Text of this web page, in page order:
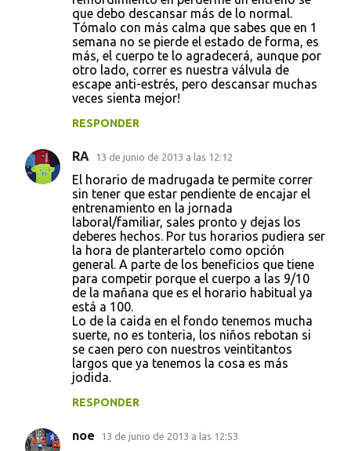
que debo descansar más de lo normal.
Tómalo con más calma que sabes que en 1
semana no se pierde el estado de forma, es
más, el cuerpo te lo agradecerá, aunque por
otro lado, correr es nuestra válvula de
escape anti-estrés, pero descansar muchas
veces sienta mejor!
RESPONDER
RA 13 de junio de 2013 a las 12:12
El horario de madrugada te permite correr
sin tener que estar pendiente de encajar el
entrenamiento en la jornada
laboral/familiar, sales pronto y dejas los
deberes hechos. Por tus horarios pudiera ser
la hora de planterartelo como opción
general. A parte de los beneficios que tiene
para competir porque el cuerpo a las 9/10
de la mañana que es el horario habitual ya
está a 100.
Lo de la caida en el fondo tenemos mucha
suerte, no es tonteria, los niños rebotan si
se caen pero con nuestros veintitantos
largos que ya tenemos la cosa es más
jodida.
RESPONDER
noe 13 de junio de 2013 a las 12:53